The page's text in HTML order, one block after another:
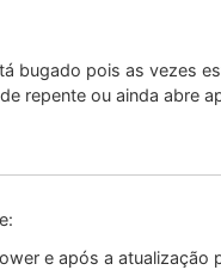
bugado pois as vezes
repente ou ainda abre
e após a